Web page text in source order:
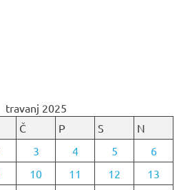
travanj 2025
Č P S
N
3 4 5
6
10 11 12
13